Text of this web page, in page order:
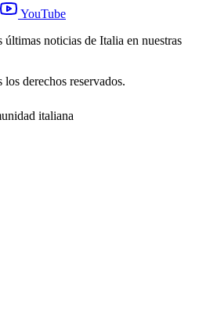
YouTube
noticias de Italia en nuestras
derechos reservados.
italiana